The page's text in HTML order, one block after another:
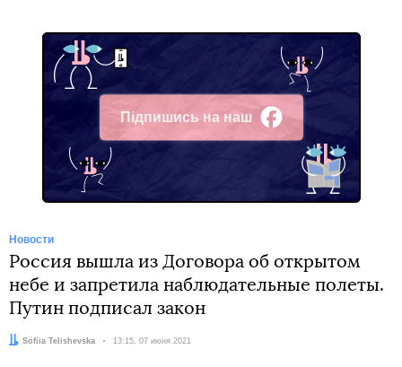
Підпишись на наш
Facebook
Новости
Россия вышла из Договора об открытом
небе и запретила наблюдательные полеты.
Путин подписал закон
Автор:
Sofiia Telishevska Дата:
13:15, 07 июня 2021